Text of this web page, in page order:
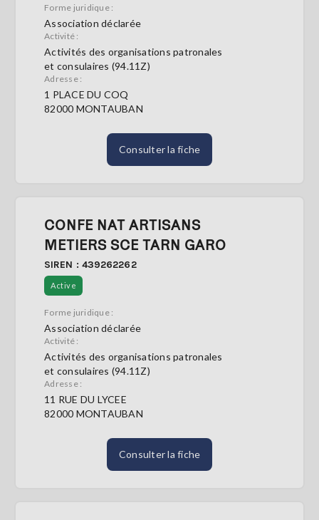
Forme juridique :
Association déclarée
Activité :
Activités des organisations patronales
et consulaires (94.11Z)
Adresse :
1 PLACE DU COQ
82000 MONTAUBAN
Consulter la fiche
CONFE NAT ARTISANS
METIERS SCE TARN GARO
SIREN : 439262262
Active
Forme juridique :
Association déclarée
Activité :
Activités des organisations patronales
et consulaires (94.11Z)
Adresse :
11 RUE DU LYCEE
82000 MONTAUBAN
Consulter la fiche